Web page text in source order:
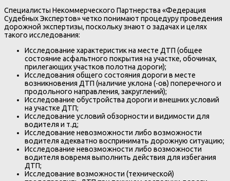
Специалисты Некоммерческого Партнерства «Федерация
Судебных Экспертов» четко понимают процедуру проведения
дорожной экспертизы, поскольку знают о задачах и целях
такого исследования:
Исследование характеристик на месте ДТП (общее
состояние асфальтного покрытия на участке, обочинах,
прилегающих участков полотна дороги);
Исследования общего состояния дороги в месте
возникновения ДТП (наличие уклона (-ов) поперечного и
продольного направления, закруглений);
Исследование обустройства дороги и внешних условий
на участке ДТП;
Исследование условий обзорности и видимости для
водителя и т.д;
Исследование невозможности либо возможности
водителя адекватно воспринимать дорожную ситуацию;
Исследование невозможности либо возможности
водителя вовремя выполнить действия для избегания
ДТП;
Исследование возможности (технической)